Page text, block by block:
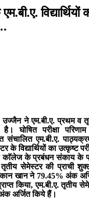
विद्यार्थियों
उज्जैन ने एम.बी.ए. प्रथम व
है। घोषित परीक्षा
संचालित एम.बी.ए.
विद्यार्थियों का उत्कृष्ट
काॅलेज के प्रबंधन संकाय के
तृतीय सेमेस्टर की प्राची
खान ने 79.45% अंक
किया, एम.बी.ए. तृतीय
अर्जित किये हैं।